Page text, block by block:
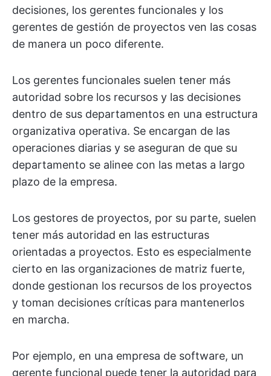
decisiones, los gerentes funcionales y los
gerentes de gestión de proyectos ven las cosas
de manera un poco diferente.
Los gerentes funcionales suelen tener más
autoridad sobre los recursos y las decisiones
dentro de sus departamentos en una estructura
organizativa operativa. Se encargan de las
operaciones diarias y se aseguran de que su
departamento se alinee con las metas a largo
plazo de la empresa.
Los gestores de proyectos, por su parte, suelen
tener más autoridad en las estructuras
orientadas a proyectos. Esto es especialmente
cierto en las organizaciones de matriz fuerte,
donde gestionan los recursos de los proyectos
y toman decisiones críticas para mantenerlos
en marcha.
Por ejemplo, en una empresa de software, un
gerente funcional puede tener la autoridad para